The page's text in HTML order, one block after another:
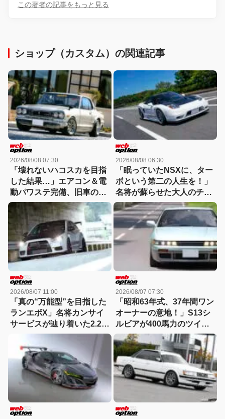
この著者の記事をもっと見る
ショップ（カスタム）の関連記事
2026/08/08 07:30
「壊れないハコスカを目指
した結果…」エアコン＆電
動パワステ完備、旧車の常
識を覆すGT-R仕様のすべて
2026/08/08 06:30
「眠っていたNSXに、ター
ボという第二の人生を！」
名将が蘇らせた大人のチュ
ーンドに迫る
2026/08/07 11:00
「真の“万能型”を目指した
ランエボX」名将カンサイ
サービスが辿り着いた2.2L
仕様を紐解く
2026/08/07 07:30
「昭和63年式、37年間ワン
オーナーの意地！」S13シ
ルビアが400馬力のツイン
チャージ仕様で覚醒